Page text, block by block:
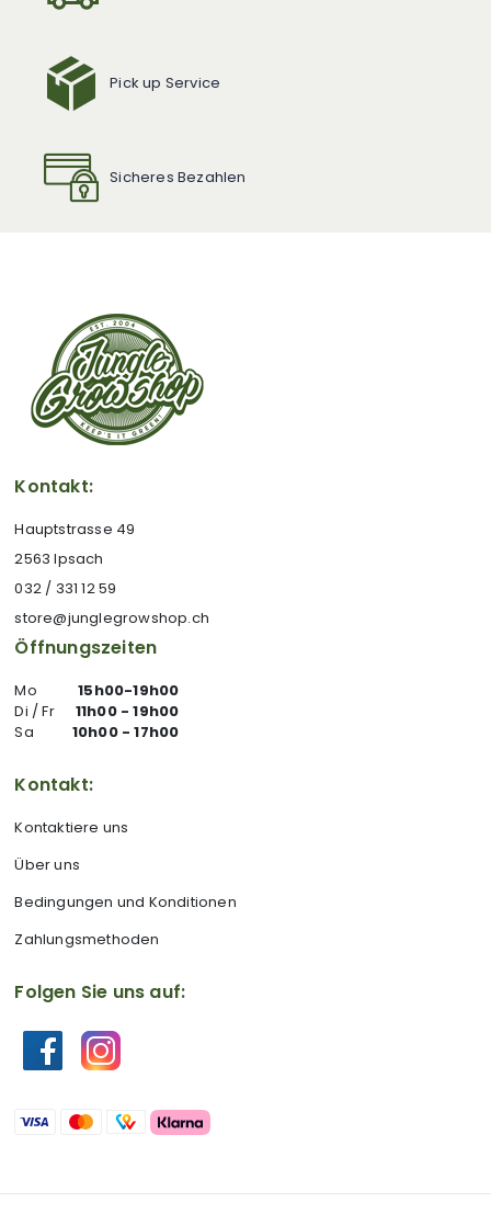
Pick up Service
Sicheres Bezahlen
Kontakt:
Hauptstrasse 49
2563 Ipsach
032 / 331 12 59
store@junglegrowshop.ch
Öffnungszeiten
Mo
15h00-19h00
Di / Fr
11h00 - 19h00
Sa
10h00 - 17h00
Kontakt:
Kontaktiere uns
Über uns
Bedingungen und Konditionen
Zahlungsmethoden
Folgen Sie uns auf: